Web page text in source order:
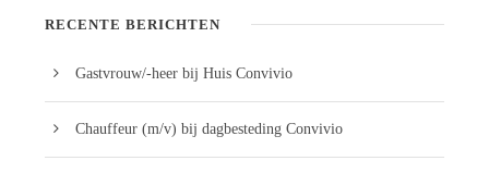
RECENTE BERICHTEN
Gastvrouw/-heer bij Huis Convivio
Chauffeur (m/v) bij dagbesteding Convivio